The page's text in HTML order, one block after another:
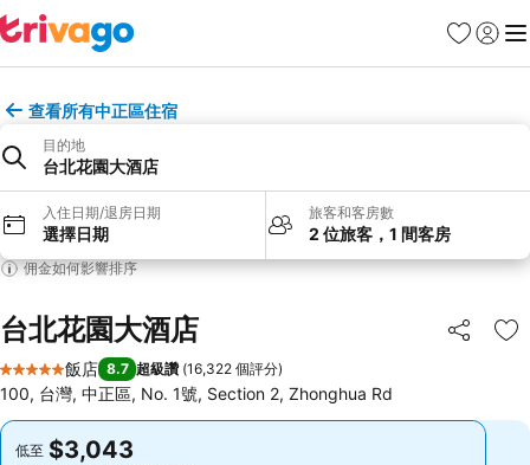
我的最愛
登入 選
查看所有中正區住宿
目的地
台北花園大酒店
入住日期/退房日期
選擇日期
旅客和客房數
2 位旅客，1 間客房
佣金如何影響排序
台北花園大酒店 分享
加
5 星級
飯店 8.7 超級讚 (16,322 個評分)
100, 台灣, 中正區, No. 1號, Section 2, Zhonghua Rd
低至 $3,043
低至 $3,043